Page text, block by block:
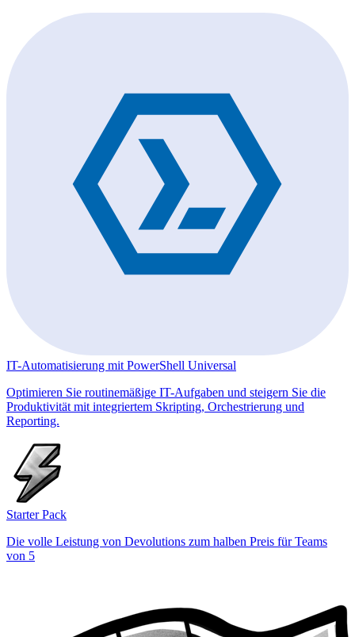
IT-Automatisierung mit PowerShell Universal
Optimieren Sie routinemäßige IT-Aufgaben und steigern Sie die
Produktivität mit integriertem Skripting, Orchestrierung und
Reporting.
Starter Pack
Die volle Leistung von Devolutions zum halben Preis für Teams
von 5